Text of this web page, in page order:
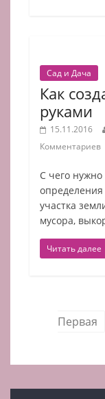
Сад и Дача
Как
руками
15.11.2016
Комментариев
С чего
определения
участка
мусора,
Читать далее
Первая